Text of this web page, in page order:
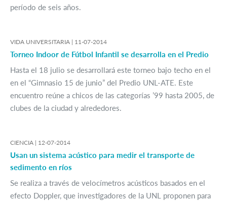
período de seis años.
VIDA UNIVERSITARIA | 11-07-2014
Torneo Indoor de Fútbol Infantil se desarrolla en el Predio
Hasta el 18 julio se desarrollará este torneo bajo techo en el
en el “Gimnasio 15 de junio” del Predio UNL-ATE. Este
encuentro reúne a chicos de las categorías ’99 hasta 2005, de
clubes de la ciudad y alrededores.
CIENCIA | 12-07-2014
Usan un sistema acústico para medir el transporte de
sedimento en ríos
Se realiza a través de velocímetros acústicos basados en el
efecto Doppler, que investigadores de la UNL proponen para